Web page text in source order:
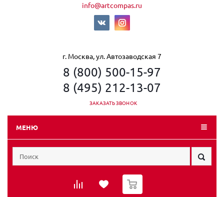
info@artcompas.ru
г. Москва, ул. Автозаводская 7
8 (800) 500-15-97
8 (495) 212-13-07
ЗАКАЗАТЬ ЗВОНОК
МЕНЮ
0